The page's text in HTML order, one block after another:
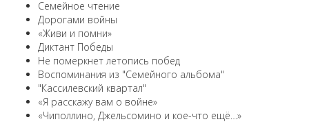
Семейное чтение
Дорогами войны
«Живи и помни»
Диктант Победы
Не померкнет летопись побед
Воспоминания из "Семейного альбома"
"Кассилевский квартал"
«Я расскажу вам о войне»
«Чиполлино, Джельсомино и кое-что ещё…»